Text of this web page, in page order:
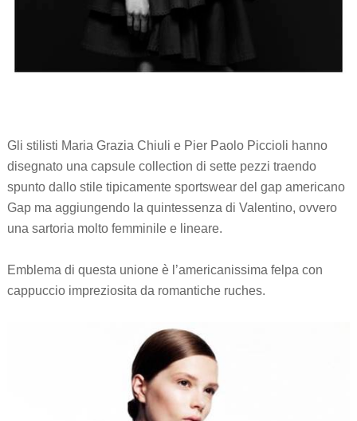
Gli stilisti Maria Grazia Chiuli e Pier Paolo Piccioli hanno
disegnato una capsule collection di sette pezzi traendo
spunto dallo stile tipicamente sportswear del gap americano
Gap ma aggiungendo la quintessenza di Valentino, ovvero
una sartoria molto femminile e lineare.
Emblema di questa unione è l’americanissima felpa con
cappuccio impreziosita da romantiche ruches.